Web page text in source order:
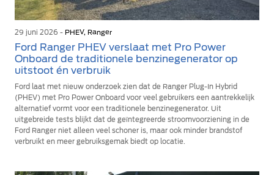
29 juni 2026 - PHEV, Ranger
Ford Ranger PHEV verslaat met Pro Power
Onboard de traditionele benzinegenerator op
uitstoot én verbruik
Ford laat met nieuw onderzoek zien dat de Ranger Plug-In Hybrid
(PHEV) met Pro Power Onboard voor veel gebruikers een aantrekkelijk
alternatief vormt voor een traditionele benzinegenerator. Uit
uitgebreide tests blijkt dat de geïntegreerde stroomvoorziening in de
Ford Ranger niet alleen veel schoner is, maar ook minder brandstof
verbruikt en meer gebruiksgemak biedt op locatie.